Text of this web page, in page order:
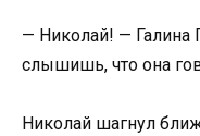
— Николай! — Галина
слышишь, что она
Николай шагнул